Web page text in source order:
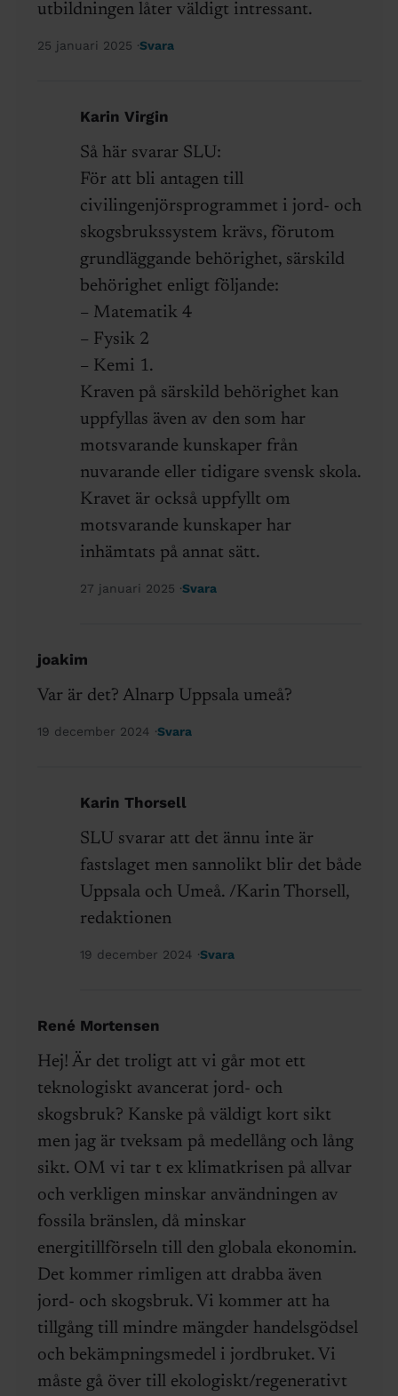
utbildningen låter väldigt intressant.
25 januari 2025 Svara
Karin Virgin
Så här svarar SLU:
För att bli antagen till
civilingenjörsprogrammet i jord- och
skogsbrukssystem krävs, förutom
grundläggande behörighet, särskild
behörighet enligt följande:
– Matematik 4
– Fysik 2
– Kemi 1.
Kraven på särskild behörighet kan
uppfyllas även av den som har
motsvarande kunskaper från
nuvarande eller tidigare svensk skola.
Kravet är också uppfyllt om
motsvarande kunskaper har
inhämtats på annat sätt.
27 januari 2025 Svara
joakim
Var är det? Alnarp Uppsala umeå?
19 december 2024 Svara
Karin Thorsell
SLU svarar att det ännu inte är
fastslaget men sannolikt blir det både
Uppsala och Umeå. /Karin Thorsell,
redaktionen
19 december 2024 Svara
René Mortensen
Hej! Är det troligt att vi går mot ett
teknologiskt avancerat jord- och
skogsbruk? Kanske på väldigt kort sikt
men jag är tveksam på medellång och lång
sikt. OM vi tar t ex klimatkrisen på allvar
och verkligen minskar användningen av
fossila bränslen, då minskar
energitillförseln till den globala ekonomin.
Det kommer rimligen att drabba även
jord- och skogsbruk. Vi kommer att ha
tillgång till mindre mängder handelsgödsel
och bekämpningsmedel i jordbruket. Vi
måste gå över till ekologiskt/regenerativt